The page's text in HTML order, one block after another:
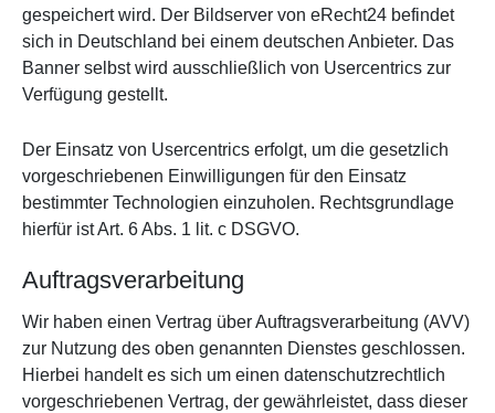
gespeichert wird. Der Bildserver von eRecht24 befindet
sich in Deutschland bei einem deutschen Anbieter. Das
Banner selbst wird ausschließlich von Usercentrics zur
Verfügung gestellt.
Der Einsatz von Usercentrics erfolgt, um die gesetzlich
vorgeschriebenen Einwilligungen für den Einsatz
bestimmter Technologien einzuholen. Rechtsgrundlage
hierfür ist Art. 6 Abs. 1 lit. c DSGVO.
Auftragsverarbeitung
Wir haben einen Vertrag über Auftragsverarbeitung (AVV)
zur Nutzung des oben genannten Dienstes geschlossen.
Hierbei handelt es sich um einen datenschutzrechtlich
vorgeschriebenen Vertrag, der gewährleistet, dass dieser